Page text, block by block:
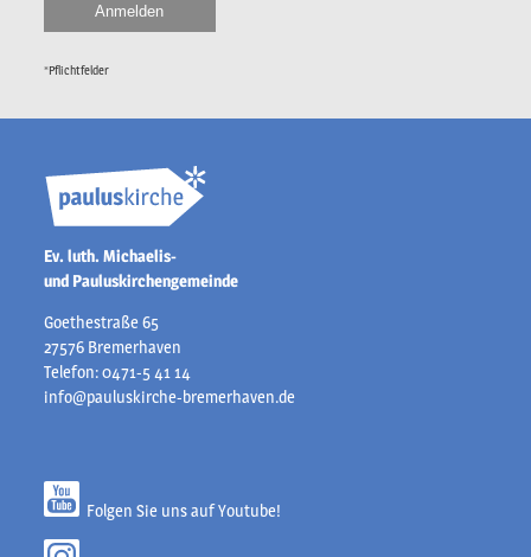
*Pflichtfelder
Ev. luth. Michaelis-
und Pauluskirchengemeinde
Goethestraße 65
27576 Bremerhaven
Telefon: 0471-5 41 14
info@pauluskirche-bremerhaven.de
Folgen Sie uns auf Youtube!